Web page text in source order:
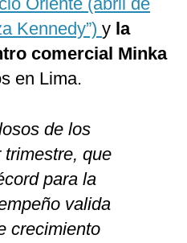
Kennedy”) y la
comercial Minka
en Lima.
de los
que
para la
valida
crecimiento